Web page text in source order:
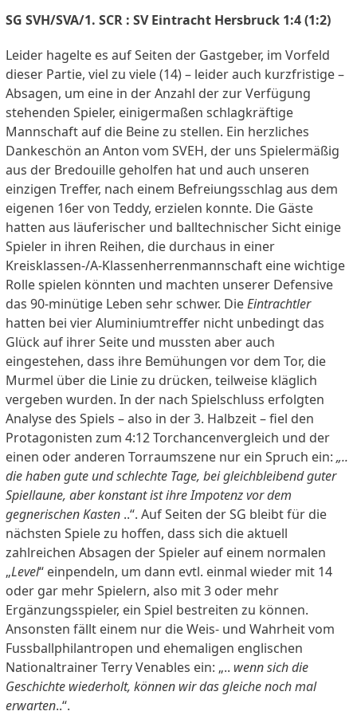
SG SVH/SVA/1. SCR : SV Eintracht Hersbruck 1:4 (1:2)
Leider hagelte es auf Seiten der Gastgeber, im Vorfeld
dieser Partie, viel zu viele (14) – leider auch kurzfristige –
Absagen, um eine in der Anzahl der zur Verfügung
stehenden Spieler, einigermaßen schlagkräftige
Mannschaft auf die Beine zu stellen. Ein herzliches
Dankeschön an Anton vom SVEH, der uns Spielermäßig
aus der Bredouille geholfen hat und auch unseren
einzigen Treffer, nach einem Befreiungsschlag aus dem
eigenen 16er von Teddy, erzielen konnte. Die Gäste
hatten aus läuferischer und balltechnischer Sicht einige
Spieler in ihren Reihen, die durchaus in einer
Kreisklassen-/A-Klassenherrenmannschaft eine wichtige
Rolle spielen könnten und machten unserer Defensive
das 90-minütige Leben sehr schwer. DieEintrachtler
hatten bei vier Aluminiumtreffer nicht unbedingt das
Glück auf ihrer Seite und mussten aber auch
eingestehen, dass ihre Bemühungen vor dem Tor, die
Murmel über die Linie zu drücken, teilweise kläglich
vergeben wurden. In der nach Spielschluss erfolgten
Analyse des Spiels – also in der 3. Halbzeit – fiel den
Protagonisten zum 4:12 Torchancenvergleich und der
einen oder anderen Torraumszene nur ein Spruch ein: „..
die haben gute und schlechte Tage, bei gleichbleibend guter
Spiellaune, aber konstant ist ihre Impotenz vor dem
gegnerischen Kasten..“. Auf Seiten der SG bleibt für die
nächsten Spiele zu hoffen, dass sich die aktuell
zahlreichen Absagen der Spieler auf einem normalen
„Level“ einpendeln, um dann evtl. einmal wieder mit 14
oder gar mehr Spielern, also mit 3 oder mehr
Ergänzungsspieler, ein Spiel bestreiten zu können.
Ansonsten fällt einem nur die Weis- und Wahrheit vom
Fussballphilantropen und ehemaligen englischen
Nationaltrainer Terry Venables ein: „.. wenn sich die
Geschichte wiederholt, können wir das gleiche noch mal
erwarten..“.